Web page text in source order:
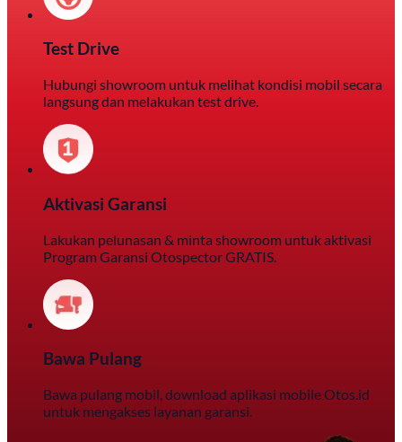
Test Drive
Hubungi showroom untuk melihat kondisi mobil secara
langsung dan melakukan test drive.
Aktivasi Garansi
Lakukan pelunasan & minta showroom untuk aktivasi
Program Garansi Otospector GRATIS.
Bawa Pulang
Bawa pulang mobil, download aplikasi mobile Otos.id
untuk mengakses layanan garansi.